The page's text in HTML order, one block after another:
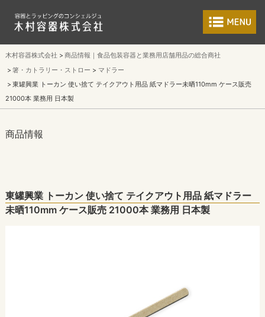
食品包装容器と
木村容器株式会社
商品情報｜食品包装容器と業務用店舗用品の総合商社
箸・カトラリー・ストロー
マドラー
東罐興業 トーカン 使い捨て テイクアウト用品 紙マドラー未晒110mm ケース販売
21000本 業務用 日本製
商品情報
東罐興業 トーカン 使い捨て テイクアウト用品 紙マドラー
未晒110mm ケース販売 21000本 業務用 日本製